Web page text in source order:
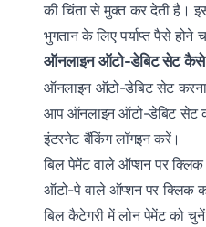
की चिंता से मुक्त कर देती है।
भुगतान के लिए पर्याप्त पैसे होने
ऑनलाइन ऑटो-डेबिट सेट
ऑनलाइन ऑटो-डेबिट सेट
आप ऑनलाइन ऑटो-डेबिट सेट
इंटरनेट बैंकिंग लॉगइन करें।
बिल पेमेंट वाले ऑप्शन पर
ऑटो-पे वाले ऑप्शन पर क्लिक
बिल कैटेगरी में लोन पेमेंट को